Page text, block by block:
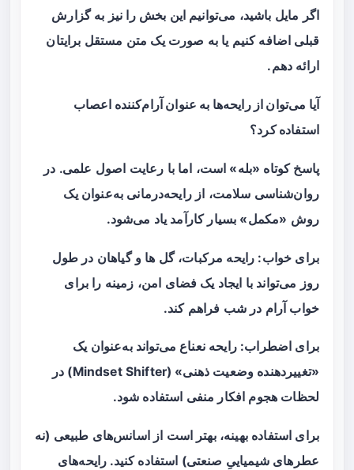
اگر مایل باشید، می‌توانیم این بخش را نیز به گزارش
قبلی اضافه کنیم یا به صورت یک متن مستقل برایتان
ارائه دهم.
آیا می‌توان از رایحه‌ها به عنوان آرام‌کننده اعصاب
استفاده کرد؟
پاسخ کوتاه «بله» است، اما با رعایت اصول علمی. در
روان‌شناسی سلامت، از رایحه‌درمانی به‌عنوان یک
روش «مکمل» بسیار کارآمد یاد می‌شود.
برای خواب: رایحه‌ مرکبات، گل ها و گیاهان در طول
روز می‌تواند با ایجاد یک فضای امن، زمینه را برای
خواب آرام در شب فراهم کند.
برای اضطراب: رایحه نعناع می‌تواند به‌عنوان یک
«تغییردهنده وضعیت ذهنی» (Mindset Shifter) در
لحظات هجوم افکار منفی استفاده شود.
برای استفاده بهینه، بهتر است از اسانس‌های طبیعی (نه
عطرهای شیمیاییِ صنعتی) استفاده کنید. رایحه‌های